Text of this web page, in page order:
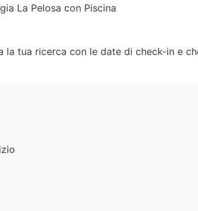
La Pelosa con Piscina
tua ricerca con le date di check-in e